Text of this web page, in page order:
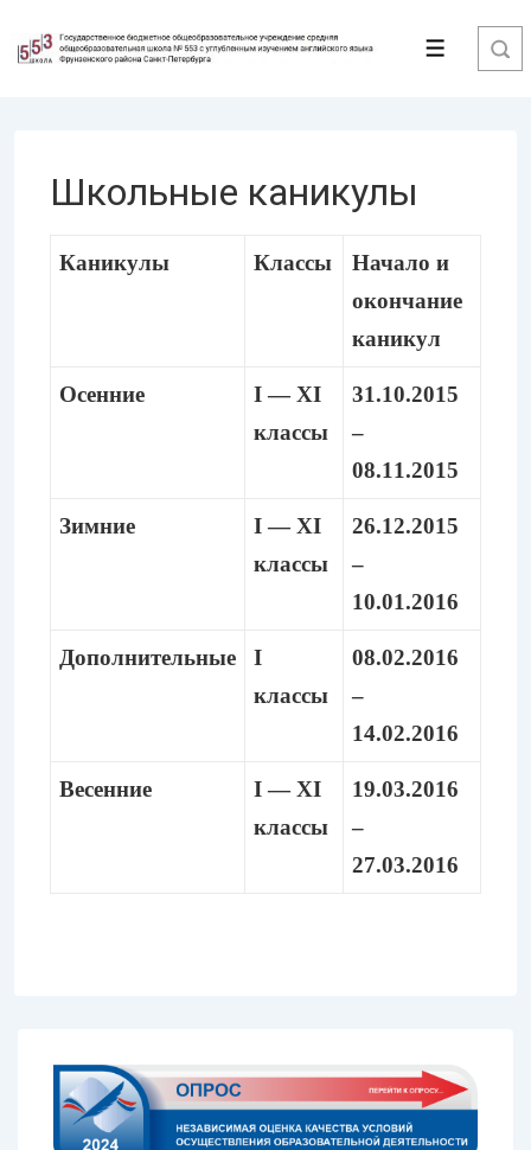
Перейти
Меню
Школьные каникулы
Каникулы Классы
Начало и
окончание
каникул
Осенние
I — XI
классы
31.10.2015
–
08.11.2015
Зимние
I — XI
классы
26.12.2015
–
10.01.2016
Дополнительные
I
классы
08.02.2016
–
14.02.2016
Весенние
I — XI
классы
19.03.2016
–
27.03.2016